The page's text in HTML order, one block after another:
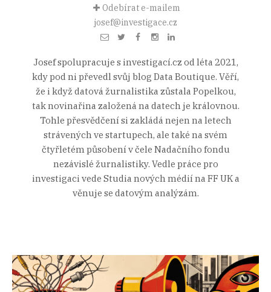
Odebírat e-mailem
josef@investigace.cz
Josef spolupracuje s investigací.cz od léta 2021,
kdy pod ni převedl svůj blog Data Boutique. Věří,
že i když datová žurnalistika zůstala Popelkou,
tak novinařina založená na datech je královnou.
Tohle přesvědčení si zakládá nejen na letech
strávených ve startupech, ale také na svém
čtyřletém působení v čele Nadačního fondu
nezávislé žurnalistiky. Vedle práce pro
investigaci vede Studia nových médií na FF UK a
věnuje se datovým analýzám.